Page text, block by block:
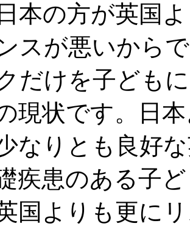
本の方が英国
スが悪いから
だけを子ども
現状です。日
なりとも良好
疾患のある子
国よりも更に